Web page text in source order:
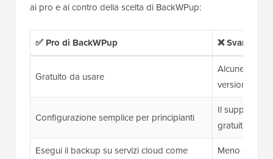
ai pro e ai contro della scelta di BackWPup:
✅ Pro di BackWPup ❌ Svantaggi
Gratuito da usare
Alcune
versione
Configurazione semplice per principianti
Il supporto è
gratuita
Esegui il backup su servizi cloud come
Meno